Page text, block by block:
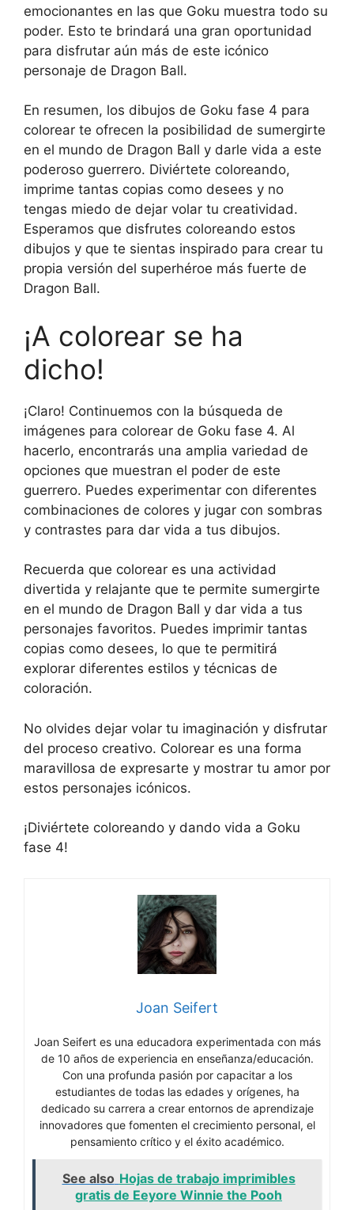
emocionantes en las que Goku muestra todo su
poder. Esto te brindará una gran oportunidad
para disfrutar aún más de este icónico
personaje de Dragon Ball.
En resumen, los dibujos de Goku fase 4 para
colorear te ofrecen la posibilidad de sumergirte
en el mundo de Dragon Ball y darle vida a este
poderoso guerrero. Diviértete coloreando,
imprime tantas copias como desees y no
tengas miedo de dejar volar tu creatividad.
Esperamos que disfrutes coloreando estos
dibujos y que te sientas inspirado para crear tu
propia versión del superhéroe más fuerte de
Dragon Ball.
¡A colorear se ha
dicho!
¡Claro! Continuemos con la búsqueda de
imágenes para colorear de Goku fase 4. Al
hacerlo, encontrarás una amplia variedad de
opciones que muestran el poder de este
guerrero. Puedes experimentar con diferentes
combinaciones de colores y jugar con sombras
y contrastes para dar vida a tus dibujos.
Recuerda que colorear es una actividad
divertida y relajante que te permite sumergirte
en el mundo de Dragon Ball y dar vida a tus
personajes favoritos. Puedes imprimir tantas
copias como desees, lo que te permitirá
explorar diferentes estilos y técnicas de
coloración.
No olvides dejar volar tu imaginación y disfrutar
del proceso creativo. Colorear es una forma
maravillosa de expresarte y mostrar tu amor por
estos personajes icónicos.
¡Diviértete coloreando y dando vida a Goku
fase 4!
Joan Seifert
Joan Seifert es una educadora experimentada con más
de 10 años de experiencia en enseñanza/educación.
Con una profunda pasión por capacitar a los
estudiantes de todas las edades y orígenes, ha
dedicado su carrera a crear entornos de aprendizaje
innovadores que fomenten el crecimiento personal, el
pensamiento crítico y el éxito académico.
See also Hojas de trabajo imprimibles
gratis de Eeyore Winnie the Pooh